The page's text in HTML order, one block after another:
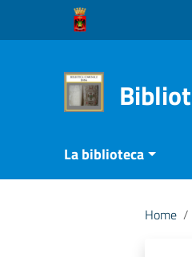
Vai ai contenuti
Vai al menu di navigazione
La biblioteca
Home /